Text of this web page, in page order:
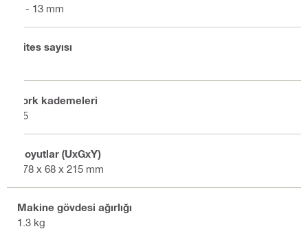
2 - 13 mm
Vites sayısı
Tork kademeleri
15
Boyutlar (UxGxY)
178 x 68 x 215 mm
Makine gövdesi ağırlığı
1.3 kg